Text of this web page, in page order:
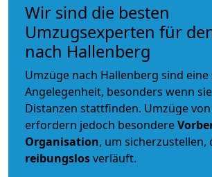
Wir sind die besten
Umzugsexperten für
nach Hallenberg
Umzüge nach Hallenberg sind
Angelegenheit, besonders wenn
Distanzen stattfinden. Umzüge
erfordern jedoch besondere
Organisation, um sicherzustellen,
reibungslosverläuft.